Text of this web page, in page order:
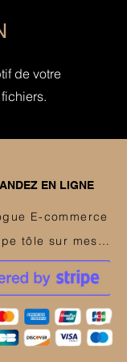
de votre
EN LIGNE
E-commerce
Découpe tôle sur mesure